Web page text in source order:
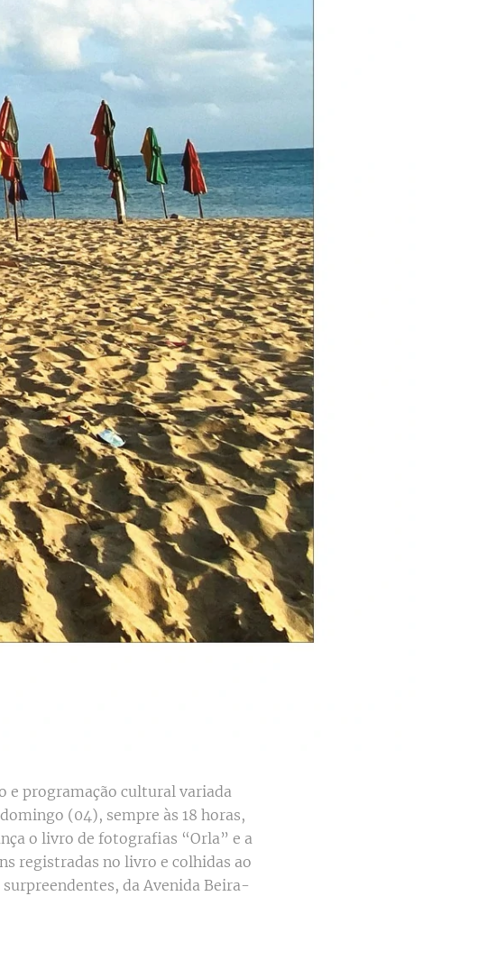
e programação cultural variada
(04), sempre às 18 horas,
o livro de fotografias “Orla” e a
registradas no livro e colhidas ao
da Avenida Beira-